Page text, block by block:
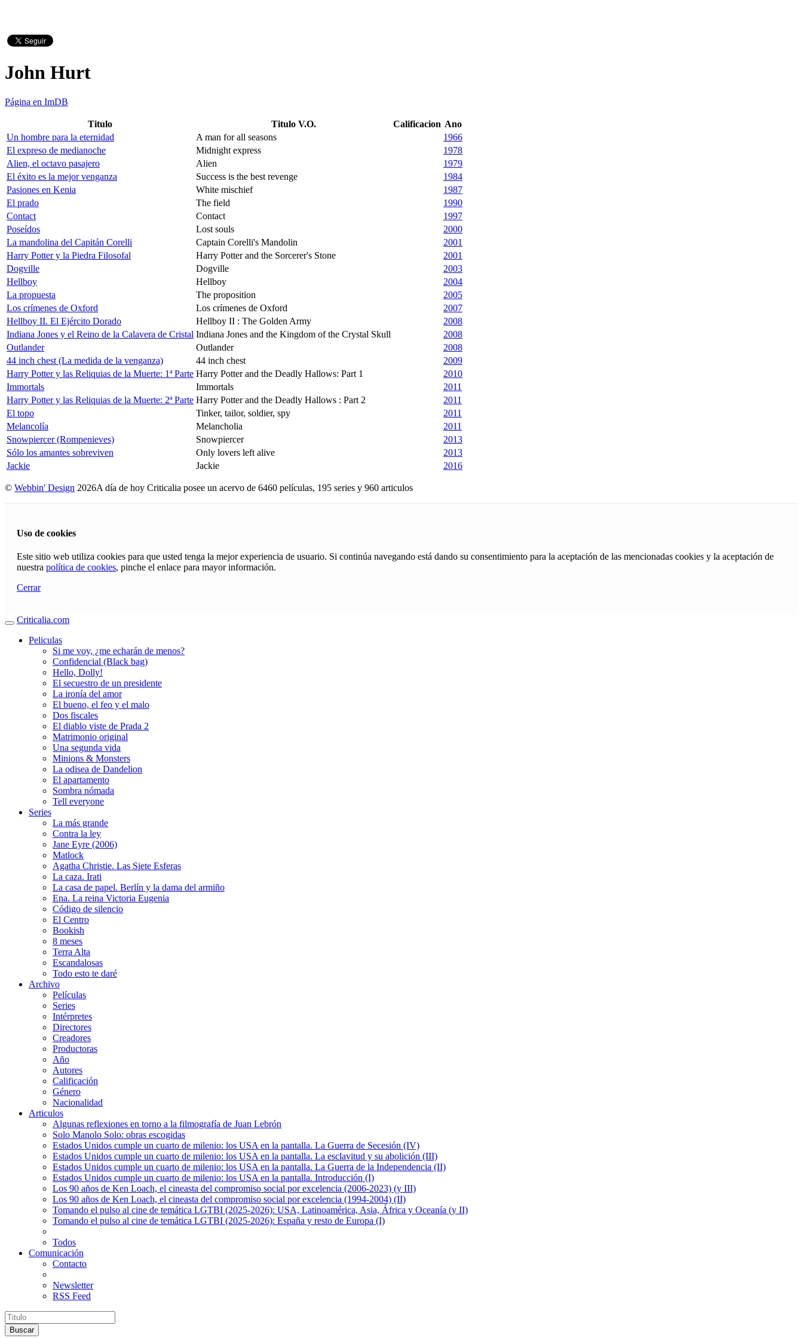
John Hurt
Página en ImDB
Titulo Titulo V.O. Calificacion Ano
Un hombre para la eternidad
A man for all seasons
1966
El expreso de medianoche
Midnight express
1978
Alien, el octavo pasajero
Alien
1979
El éxito es la mejor venganza
Success is the best revenge
1984
Pasiones en Kenia
White mischief
1987
El prado
The field
1990
Contact
Contact
1997
Poseídos
Lost souls
2000
La mandolina del Capitán Corelli
Captain Corelli's Mandolin
2001
Harry Potter y la Piedra Filosofal
Harry Potter and the Sorcerer's Stone
2001
Dogville
Dogville
2003
Hellboy
Hellboy
2004
La propuesta
The proposition
2005
Los crímenes de Oxford
Los crímenes de Oxford
2007
Hellboy II. El Ejército Dorado
Hellboy II : The Golden Army
2008
Indiana Jones y el Reino de la Calavera de Cristal Indiana Jones and the Kingdom of the Crystal Skull
2008
Outlander
Outlander
2008
44 inch chest (La medida de la venganza)
44 inch chest
2009
Harry Potter y las Reliquias de la Muerte: 1ª Parte Harry Potter and the Deadly Hallows: Part 1
2010
Immortals
Immortals
2011
Harry Potter y las Reliquias de la Muerte: 2ª Parte Harry Potter and the Deadly Hallows : Part 2
2011
El topo
Tinker, tailor, soldier, spy
2011
Melancolía
Melancholia
2011
Snowpiercer (Rompenieves)
Snowpiercer
2013
Sólo los amantes sobreviven
Only lovers left alive
2013
Jackie
Jackie 2016
© Webbin' Design 2026A día de hoy Criticalia posee un acervo de 6460 películas, 195 series y 960 articulos
Uso de cookies
Este sitio web utiliza cookies para que usted tenga la mejor experiencia de usuario. Si continúa navegando está dando su consentimiento para la aceptación de las mencionadas cookies y la aceptación de
nuestra política de cookies, pinche el enlace para mayor información.
Cerrar
Criticalia.com
Peliculas
Si me voy, ¿me echarán de menos?
Confidencial (Black bag)
Hello, Dolly!
El secuestro de un presidente
La ironía del amor
El bueno, el feo y el malo
Dos fiscales
El diablo viste de Prada 2
Matrimonio original
Una segunda vida
Minions & Monsters
La odisea de Dandelion
El apartamento
Sombra nómada
Tell everyone
Series
La más grande
Contra la ley
Jane Eyre (2006)
Matlock
Agatha Christie. Las Siete Esferas
La caza. Irati
La casa de papel. Berlín y la dama del armiño
Ena. La reina Victoria Eugenia
Código de silencio
El Centro
Bookish
8 meses
Terra Alta
Escandalosas
Todo esto te daré
Archivo
Películas
Series
Intérpretes
Directores
Creadores
Productoras
Año
Autores
Calificación
Género
Nacionalidad
Articulos
Algunas reflexiones en torno a la filmografía de Juan Lebrón
Solo Manolo Solo: obras escogidas
Estados Unidos cumple un cuarto de milenio: los USA en la pantalla. La Guerra de Secesión (IV)
Estados Unidos cumple un cuarto de milenio: los USA en la pantalla. La esclavitud y su abolición (III)
Estados Unidos cumple un cuarto de milenio: los USA en la pantalla. La Guerra de la Independencia (II)
Estados Unidos cumple un cuarto de milenio: los USA en la pantalla. Introducción (I)
Los 90 años de Ken Loach, el cineasta del compromiso social por excelencia (2006-2023) (y III)
Los 90 años de Ken Loach, el cineasta del compromiso social por excelencia (1994-2004) (II)
Tomando el pulso al cine de temática LGTBI (2025-2026): USA, Latinoamérica, Asia, África y Oceanía (y II)
Tomando el pulso al cine de temática LGTBI (2025-2026): España y resto de Europa (I)
Todos
Comunicación
Contacto
Newsletter
RSS Feed
Buscar